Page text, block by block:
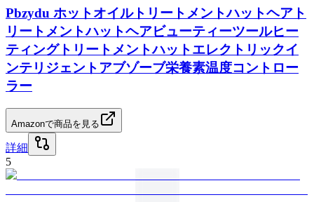
Pbzydu ホットオイルトリートメントハットヘアト
リートメントハットヘアビューティーツールヒー
ティングトリートメントハットエレクトリックイ
ンテリジェントアブゾーブ栄養素温度コントロー
ラー
Amazonで商品を見る
詳細
5